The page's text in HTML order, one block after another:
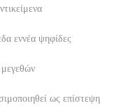
εννέα ψηφίδες
ως επίστεψη